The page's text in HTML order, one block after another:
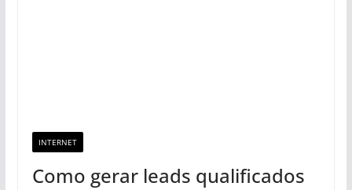
INTERNET
Como gerar leads qualificados